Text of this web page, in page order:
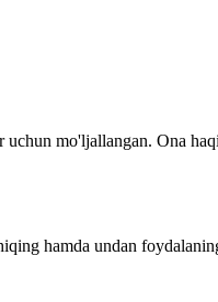
mo'ljallangan. Ona
hamda undan